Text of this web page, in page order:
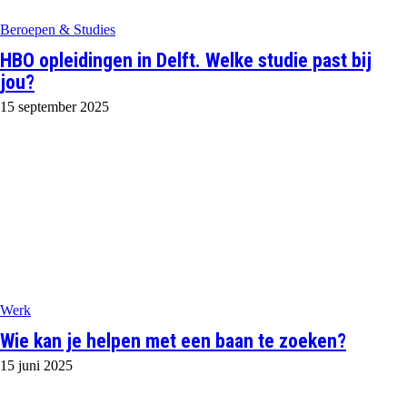
Beroepen & Studies
HBO opleidingen in Delft. Welke studie past bij
jou?
15 september 2025
Werk
Wie kan je helpen met een baan te zoeken?
15 juni 2025